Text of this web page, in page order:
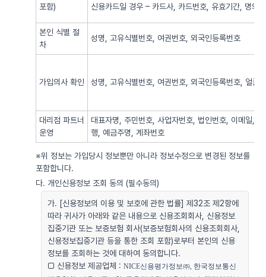
포함)
신용카드일 경우 – 카드사, 카드번호, 유효기간, 명의
본인 식별 절
차
성명, 고유식별번호, 여권번호, 외국인등록번호
가입의사 확인 성명, 고유식별번호, 여권번호, 외국인등록번호, 얼굴
대리점 파트너
운영
대표자명, 주민번호, 사업자번호, 법인번호, 이메일,
행, 예금주명, 계좌번호
※위 정보는 가입당시 정보뿐만 아니라 정보수정으로 변경된 정보를
포함합니다.
다. 개인신용정보 조회 동의 (필수동의)
가. [신용정보의 이용 및 보호에 관한 법률] 제32조 제2항에
따라 귀사가 아래와 같은 내용으로 신용조회회사, 신용정보
집중기관 또는 보증보험 회사(보증보험회사의 신용조회회사,
신용정보집중기관 등을 통한 조회 포함)로부터 본인의 신용
정보를 조회하는 것에 대하여 동의합니다.
□ 신용정보 제공업체 :NICE신용평가정보㈜, 한국정보통신